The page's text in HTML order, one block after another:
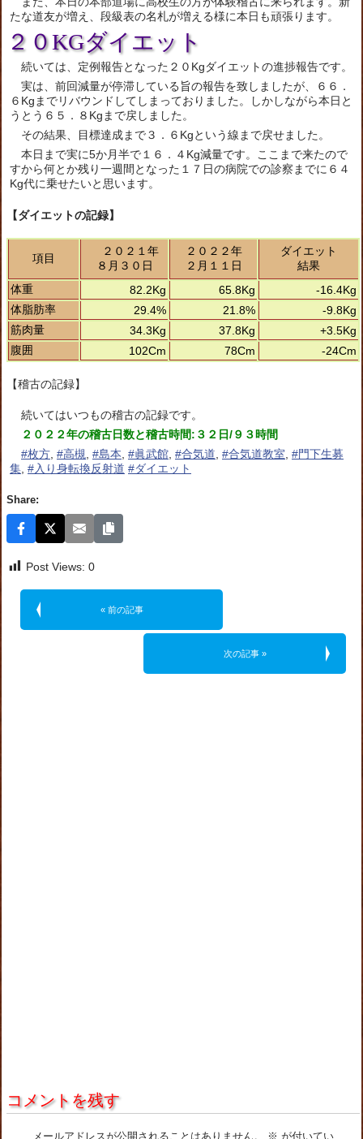
たな道友が増え、段級表の名札が増える様に本日も頑張ります。
２０KGダイエット
続いては、定例報告となった２０Kgダイエットの進捗報告です。
実は、前回減量が停滞している旨の報告を致しましたが、６６．
６Kgまでリバウンドしてしまっておりました。しかしながら本日と
うとう６５．８Kgまで戻しました。
その結果、目標達成まで３．６Kgという線まで戻せました。
本日まで実に5か月半で１６．４Kg減量です。ここまで来たので
すから何とか残り一週間となった１７日の病院での診察までに６４
Kg代に乗せたいと思います。
【ダイエットの記録】
項目
２０２１年
８月３０日
２０２２年
２月１１日
ダイエット
結果
体重
82.2Kg 65.8Kg
-16.4Kg
体脂肪率
29.4% 21.8%
-9.8Kg
筋肉量
34.3Kg 37.8Kg
+3.5Kg
腹囲
102Cm 78Cm -24Cm
【稽古の記録】
続いてはいつもの稽古の記録です。
２０２２年の稽古日数と稽古時間:３２日/９３時間
#枚方, #高槻, #島本, #眞武館, #合気道, #合気道教室, #門下生募
集, #入り身転換反射道 #ダイエット
Share:
Post Views: 0
« 前の記事
次の記事 »
コメントを残す
メールアドレスが公開されることはありません。 ※ が付いてい